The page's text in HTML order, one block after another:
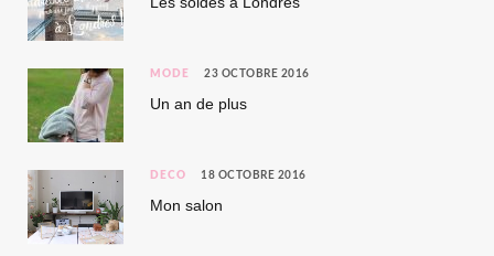
MODE 23 OCTOBRE 2016
Un an de plus
DÉCO 18 OCTOBRE 2016
Mon salon